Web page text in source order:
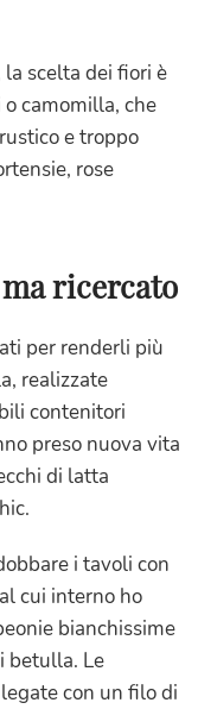
scelta dei fiori è
camomilla, che
e troppo
rose
ricercato
per renderli più
realizzate
contenitori
preso nuova vita
di latta
i tavoli con
cui interno ho
bianchissime
betulla. Le
con un filo di